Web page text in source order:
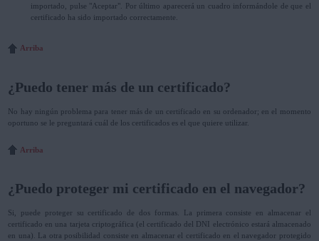
importado, pulse "Aceptar". Por último aparecerá un cuadro informándole de que el
certificado ha sido importado correctamente.
Arriba
¿Puedo tener más de un certificado?
No hay ningún problema para tener más de un certificado en su ordenador; en el momento
oportuno se le preguntará cuál de los certificados es el que quiere utilizar.
Arriba
¿Puedo proteger mi certificado en el navegador?
Si, puede proteger su certificado de dos formas. La primera consiste en almacenar el
certificado en una tarjeta criptográfica (el certificado del DNI electrónico estará almacenado
en una). La otra posibilidad consiste en almacenar el certificado en el navegador protegido